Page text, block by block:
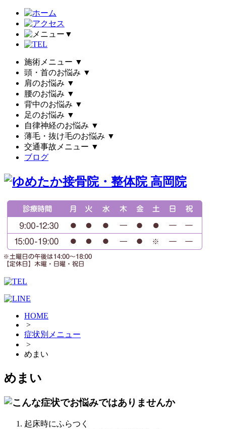
▼
施術メニュー ▼
頭・首のお悩み ▼
肩のお悩み ▼
腰のお悩み ▼
背中のお悩み ▼
足のお悩み ▼
自律神経のお悩み ▼
薄毛・抜け毛のお悩み ▼
交通事故メニュー ▼
ブログ
HOME
>
症状別メニュー
>
めまい
めまい
起床時にふらつく